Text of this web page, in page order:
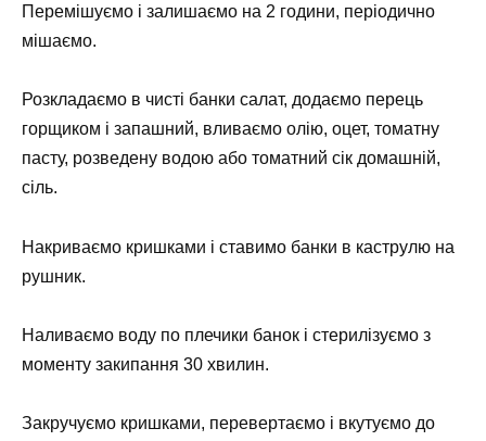
Перемішуємо і залишаємо на 2 години, періодично
мішаємо.
Розкладаємо в чисті банки салат, додаємо перець
горщиком і запашний, вливаємо олію, оцет, томатну
пасту, розведену водою або томатний сік домашній,
сіль.
Накриваємо кришками і ставимо банки в каструлю на
рушник.
Наливаємо воду по плечики банок і стерилізуємо з
моменту закипання 30 хвилин.
Закручуємо кришками, перевертаємо і вкутуємо до